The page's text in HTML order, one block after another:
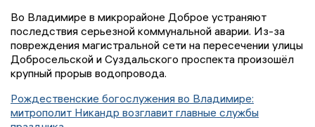
Во Владимире в микрорайоне Доброе устраняют
последствия серьезной коммунальной аварии. Из-за
повреждения магистральной сети на пересечении улицы
Добросельской и Суздальского проспекта произошёл
крупный прорыв водопровода.
Рождественские богослужения во Владимире:
митрополит Никандр возглавит главные службы